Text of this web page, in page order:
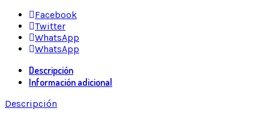
Facebook
Twitter
WhatsApp
WhatsApp
Descripción
Información adicional
Descripción